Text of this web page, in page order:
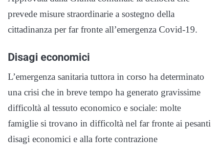
prevede misure straordinarie a sostegno della
cittadinanza per far fronte all’emergenza Covid-19.
Disagi economici
L’emergenza sanitaria tuttora in corso ha determinato
una crisi che in breve tempo ha generato gravissime
difficoltà al tessuto economico e sociale: molte
famiglie si trovano in difficoltà nel far fronte ai pesanti
disagi economici e alla forte contrazione